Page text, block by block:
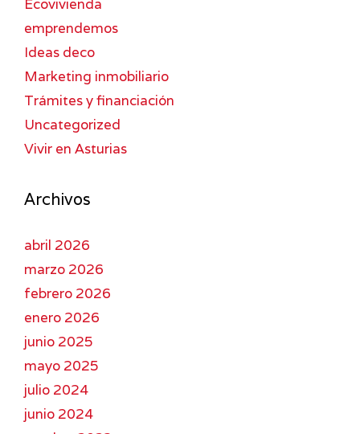
Ecovivienda
emprendemos
Ideas deco
Marketing inmobiliario
Trámites y financiación
Uncategorized
Vivir en Asturias
Archivos
abril 2026
marzo 2026
febrero 2026
enero 2026
junio 2025
mayo 2025
julio 2024
junio 2024